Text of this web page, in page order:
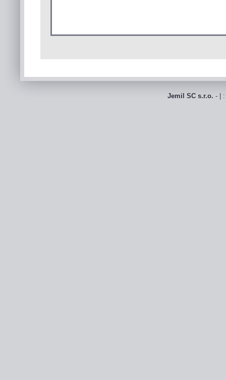
Jemil SC s.r.o. - |